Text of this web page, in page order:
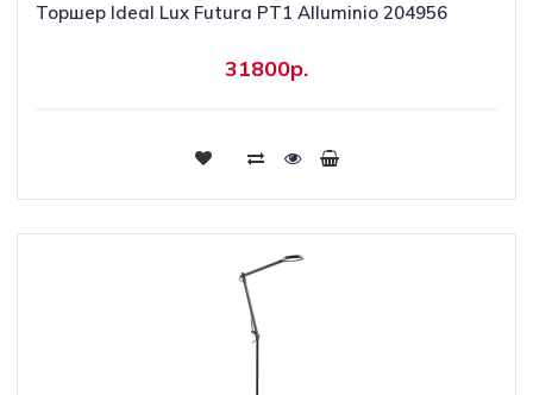
Торшер Ideal Lux Futura PT1 Alluminio 204956
31800р.
Купить